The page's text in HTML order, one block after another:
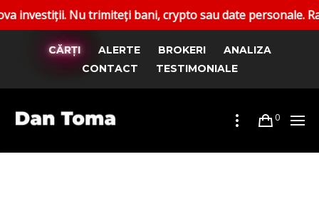
investiții. Nu trimiteți bani, crypto sau date personale.
CĂRȚI ALERTE BROKERI
ANALIZA
CONTACT
TESTIMONIALE
0